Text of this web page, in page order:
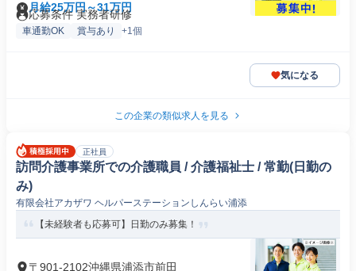
月給25万円～31万円
応募条件 実務者研修
車通勤OK 賞与あり +1個
気になる
この企業の類似求人を見る
正社員
訪問介護事業所での介護職員 / 介護福祉士 / 常勤(日勤の
み)
有限会社アカザワ ヘルパーステーションしんらい浦添
【未経験者も応募可】日勤のみ募集！
〒901-2102沖縄県浦添市前田